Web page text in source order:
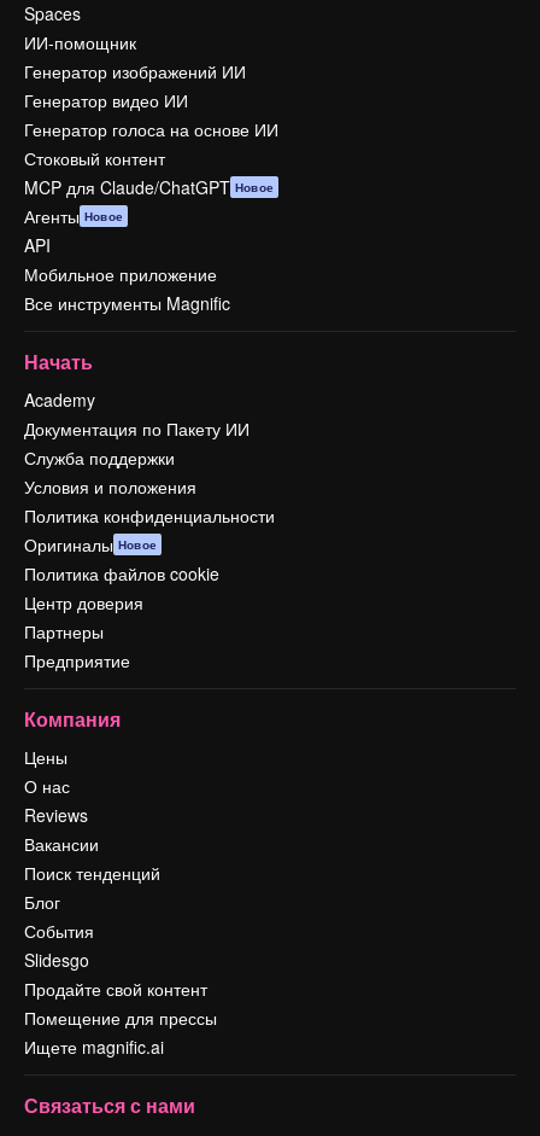
Spaces
ИИ-помощник
Генератор изображений ИИ
Генератор видео ИИ
Генератор голоса на основе ИИ
Стоковый контент
MCP для Claude/ChatGPT Новое
Агенты Новое
API
Мобильное приложение
Все инструменты Magnific
Начать
Academy
Документация по Пакету ИИ
Служба поддержки
Условия и положения
Политика конфиденциальности
Оригиналы Новое
Политика файлов cookie
Центр доверия
Партнеры
Предприятие
Компания
Цены
О нас
Reviews
Вакансии
Поиск тенденций
Блог
События
Slidesgo
Продайте свой контент
Помещение для прессы
Ищете magnific.ai
Связаться с нами